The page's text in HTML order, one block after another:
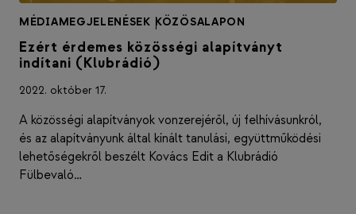
MÉDIAMEGJELENÉSEK |
KÖZÖSALAPON
Ezért érdemes közösségi alapítványt
indítani (Klubrádió)
2022. október 17.
A közösségi alapítványok vonzerejéről, új felhívásunkról,
és az alapítványunk által kínált tanulási, együttműködési
lehetőségekről beszélt Kovács Edit a Klubrádió
Fülbevaló…